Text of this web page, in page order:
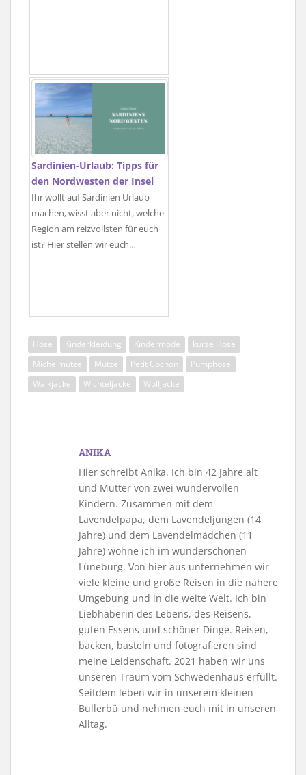
Sardinien-Urlaub: Tipps für
den Nordwesten der Insel
Ihr wollt auf Sardinien Urlaub
machen, wisst aber nicht, welche
Region am reizvollsten für euch
ist? Hier stellen wir euch…
Hose Kinderkleidung Kindermode
kurze Hose
Michelmütze
Mütze Petit Cochon
Pumphose
Walkjacke
Wichteljacke Wolljacke
ANIKA
Hier schreibt Anika. Ich bin 42 Jahre alt
und Mutter von zwei wundervollen
Kindern. Zusammen mit dem
Lavendelpapa, dem Lavendeljungen (14
Jahre) und dem Lavendelmädchen (11
Jahre) wohne ich im wunderschönen
Lüneburg. Von hier aus unternehmen wir
viele kleine und große Reisen in die nähere
Umgebung und in die weite Welt. Ich bin
Liebhaberin des Lebens, des Reisens,
guten Essens und schöner Dinge. Reisen,
backen, basteln und fotografieren sind
meine Leidenschaft. 2021 haben wir uns
unseren Traum vom Schwedenhaus erfüllt.
Seitdem leben wir in unserem kleinen
Bullerbü und nehmen euch mit in unseren
Alltag.